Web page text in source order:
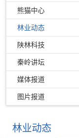
熊猫中心
林业动态
陕林科技
秦岭讲坛
媒体报道
图片报道
林业动态